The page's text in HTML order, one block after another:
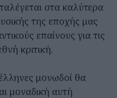
στα καλύτερα
της εποχής μας
επαίνους για τις
κριτική.
μονωδοί θα
μοναδική αυτή